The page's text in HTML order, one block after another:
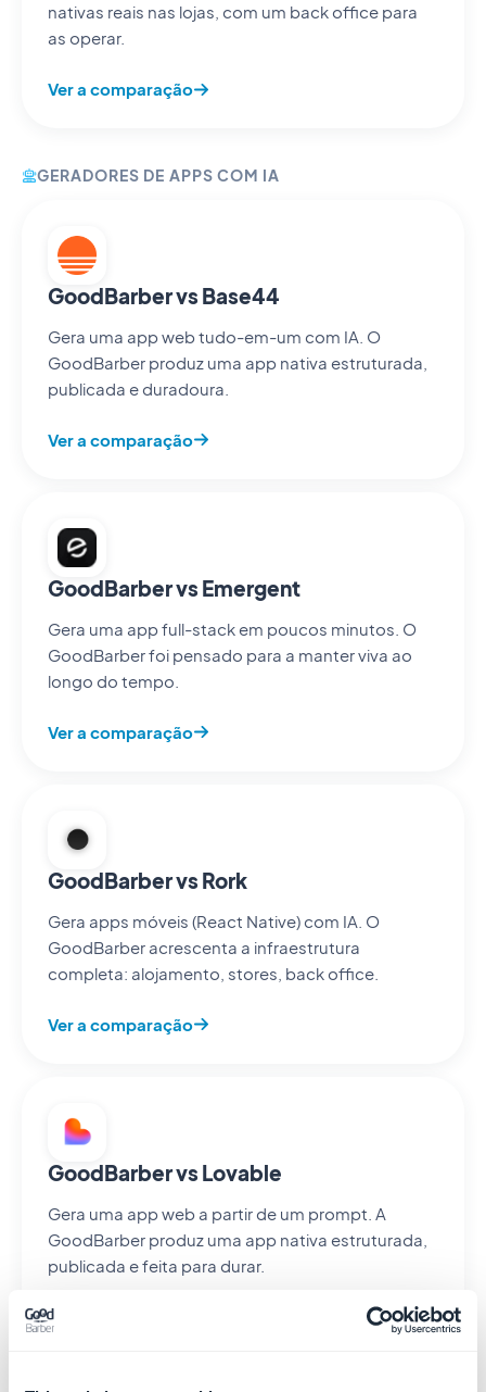
nativas reais nas lojas, com um back office para
as operar.
Ver a comparação
GERADORES DE APPS COM IA
GoodBarber vs Base44
Gera uma app web tudo-em-um com IA. O
GoodBarber produz uma app nativa estruturada,
publicada e duradoura.
Ver a comparação
GoodBarber vs Emergent
Gera uma app full-stack em poucos minutos. O
GoodBarber foi pensado para a manter viva ao
longo do tempo.
Ver a comparação
GoodBarber vs Rork
Gera apps móveis (React Native) com IA. O
GoodBarber acrescenta a infraestrutura
completa: alojamento, stores, back office.
Ver a comparação
GoodBarber vs Lovable
Gera uma app web a partir de um prompt. A
GoodBarber produz uma app nativa estruturada,
publicada e feita para durar.
Ver a comparação